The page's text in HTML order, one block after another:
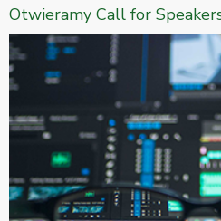
Otwieramy Call for